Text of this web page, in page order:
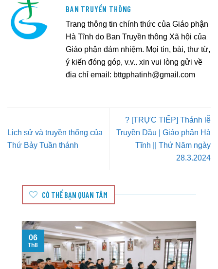
BAN TRUYỀN THÔNG
Trang thông tin chính thức của Giáo phận
Hà Tĩnh do Ban Truyền thông Xã hội của
Giáo phận đảm nhiệm. Mọi tin, bài, thư từ,
ý kiến đóng góp, v.v.. xin vui lòng gửi về
địa chỉ email: bttgphatinh@gmail.com
Lịch sử và truyền thống của
Thứ Bảy Tuần thánh
? [TRỰC TIẾP] Thánh lễ
Truyền Dầu | Giáo phận Hà
Tĩnh || Thứ Năm ngày
28.3.2024
CÓ THỂ BẠN QUAN TÂM
06
Th8